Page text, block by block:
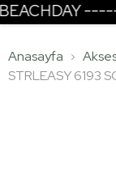
-----
Anasayfa
STRLEASY 6193